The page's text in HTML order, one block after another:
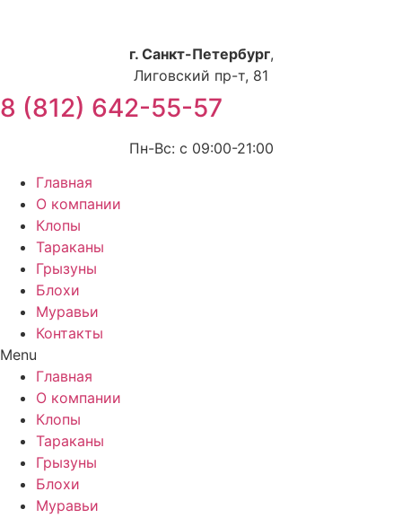
г. Санкт-Петербург,
Лиговский пр-т, 81
8 (812) 642-55-57
Пн-Вс: с 09:00-21:00
Главная
О компании
Клопы
Тараканы
Грызуны
Блохи
Муравьи
Контакты
Menu
Главная
О компании
Клопы
Тараканы
Грызуны
Блохи
Муравьи